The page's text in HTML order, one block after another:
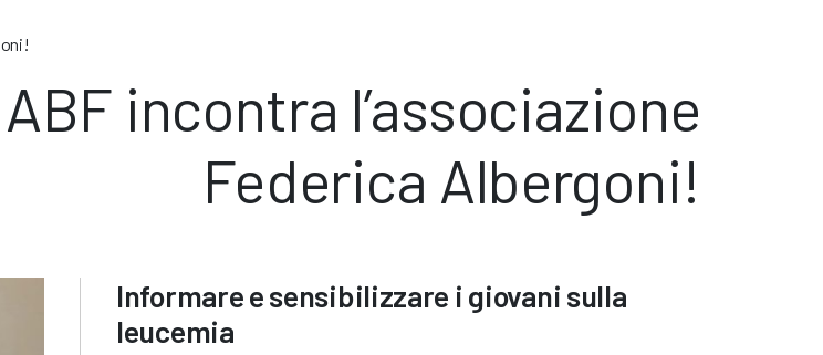
incontra l’associazione
Federica Albergoni!
Informare e sensibilizzare i giovani sulla
leucemia